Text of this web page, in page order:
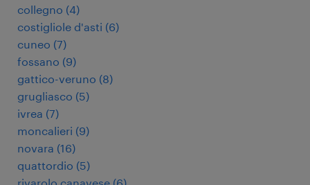
collegno (4)
costigliole d'asti (6)
cuneo (7)
fossano (9)
gattico-veruno (8)
grugliasco (5)
ivrea (7)
moncalieri (9)
novara (16)
quattordio (5)